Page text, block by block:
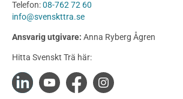
Konstruktionsvirke
Konstruktionsvirke Behandlat
Konstruktionsvirke Fingerskarvat
Konstruktionsvirke Fingerskarvat
Limträ
Telefon:08-762 72 60
info@svenskttra.se
Ansvarig utgivare: Anna Ryberg Ågren
Hitta Svenskt Trä här: